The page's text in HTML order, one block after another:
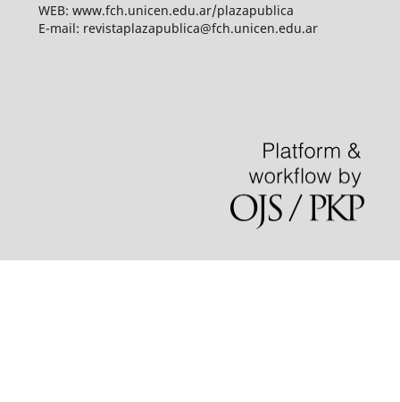
WEB: www.fch.unicen.edu.ar/plazapublica
E-mail: revistaplazapublica@fch.unicen.edu.ar